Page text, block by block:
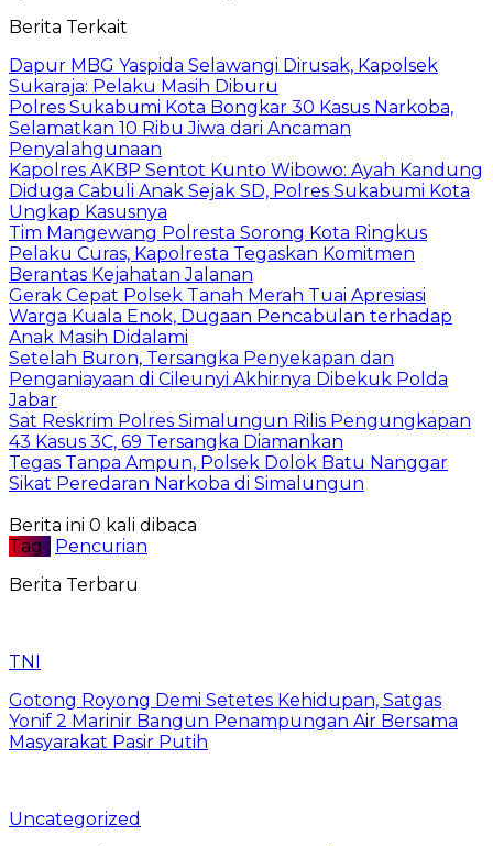
Berita Terkait
Dapur MBG Yaspida Selawangi Dirusak, Kapolsek
Sukaraja: Pelaku Masih Diburu
Polres Sukabumi Kota Bongkar 30 Kasus Narkoba,
Selamatkan 10 Ribu Jiwa dari Ancaman
Penyalahgunaan
Kapolres AKBP Sentot Kunto Wibowo: Ayah Kandung
Diduga Cabuli Anak Sejak SD, Polres Sukabumi Kota
Ungkap Kasusnya
Tim Mangewang Polresta Sorong Kota Ringkus
Pelaku Curas, Kapolresta Tegaskan Komitmen
Berantas Kejahatan Jalanan
Gerak Cepat Polsek Tanah Merah Tuai Apresiasi
Warga Kuala Enok, Dugaan Pencabulan terhadap
Anak Masih Didalami
Setelah Buron, Tersangka Penyekapan dan
Penganiayaan di Cileunyi Akhirnya Dibekuk Polda
Jabar
Sat Reskrim Polres Simalungun Rilis Pengungkapan
43 Kasus 3C, 69 Tersangka Diamankan
Tegas Tanpa Ampun, Polsek Dolok Batu Nanggar
Sikat Peredaran Narkoba di Simalungun
Berita ini 0 kali dibaca
Tag : Pencurian
Berita Terbaru
TNI
Gotong Royong Demi Setetes Kehidupan, Satgas
Yonif 2 Marinir Bangun Penampungan Air Bersama
Masyarakat Pasir Putih
Uncategorized